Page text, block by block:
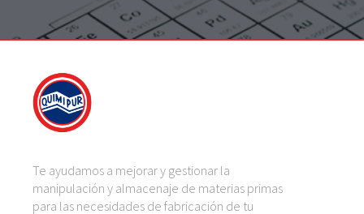
Te ayudamos a mejorar y gestionar la
manipulación y almacenaje de materias primas
para las necesidades de fabricación de tu